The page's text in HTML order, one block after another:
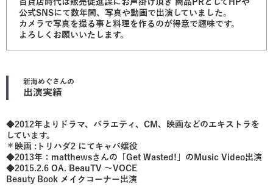
百貨店時代は販売促進課にお声掛け頂き 商品PRとしてHPや
公式SNSにて数年間、写真や動画で出演していました。
カメラで写真を撮る事と料理を作るのが得意で趣味です。
よろしくお願いいたします。
新海めぐ さんの
出演実績
◆2012年よりドラマ、バラエティ、CM、映画などのエキストラを
しています。
＊映画 :トリハダ2 にてキャバ嬢役
◆2013年：matthewsさんの「Get Wasted!」のMusic Video出演
◆2015.2.6 OA. BeauTV 〜VOCE
Beauty Book メイクコーナー出演